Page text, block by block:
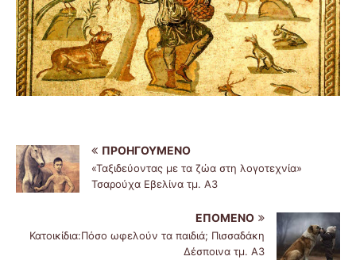
ΠΡΟΗΓΟΎΜΕΝΟ
«Ταξιδεύοντας με τα ζώα στη λογοτεχνία»
Τσαρούχα Εβελίνα τμ. Α3
ΕΠΌΜΕΝΟ
Κατοικίδια:Πόσο ωφελούν τα παιδιά; Πισσαδάκη
Δέσποινα τμ. Α3